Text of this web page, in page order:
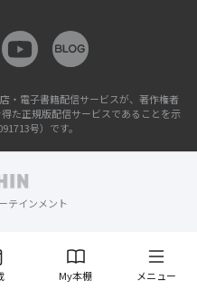
My本棚 メニュー
・電子書籍配信サービスが、著作権者
た正規版配信サービスであることを示
号）です。
テインメント